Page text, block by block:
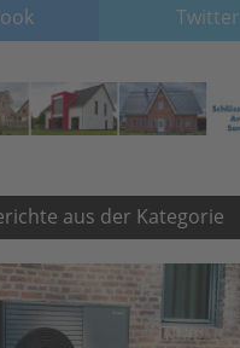
Twitter
aus der Kategorie